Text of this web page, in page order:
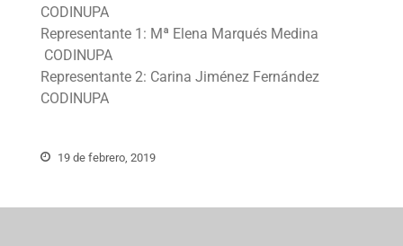
CODINUPA
Representante 1: Mª Elena Marqués Medina
CODINUPA
Representante 2: Carina Jiménez Fernández
CODINUPA
19 de febrero, 2019